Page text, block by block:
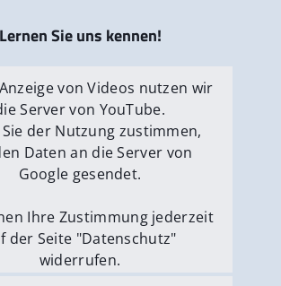
Lernen Sie uns kennen!
von Videos nutzen wir
Server von YouTube.
der Nutzung zustimmen,
Daten an die Server von
Google gesendet.
Ihre Zustimmung jederzeit
der Seite "Datenschutz"
widerrufen.